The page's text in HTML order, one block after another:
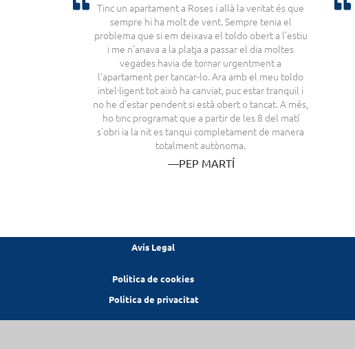
Tinc un apartament a Roses i allà la veritat és que
sempre hi ha molt de vent. Sempre tenia el
problema que si em deixava el toldo obert a l'estiu
i me n'anava a la platja a passar el dia moltes
vegades havia de tornar urgentment a
l'apartament per tancar-lo. Ara amb el meu toldo
intel·ligent tot això ha canviat, puc estar tranquil i
no he d'estar pendent si està obert o tancat. A més,
ho tinc programat que a partir de les 8 del matí
s'obri ia la nit es tanqui completament de manera
totalment autònoma.
—PEP MARTÍ
Avís Legal
Política de cookies
Política de privacitat